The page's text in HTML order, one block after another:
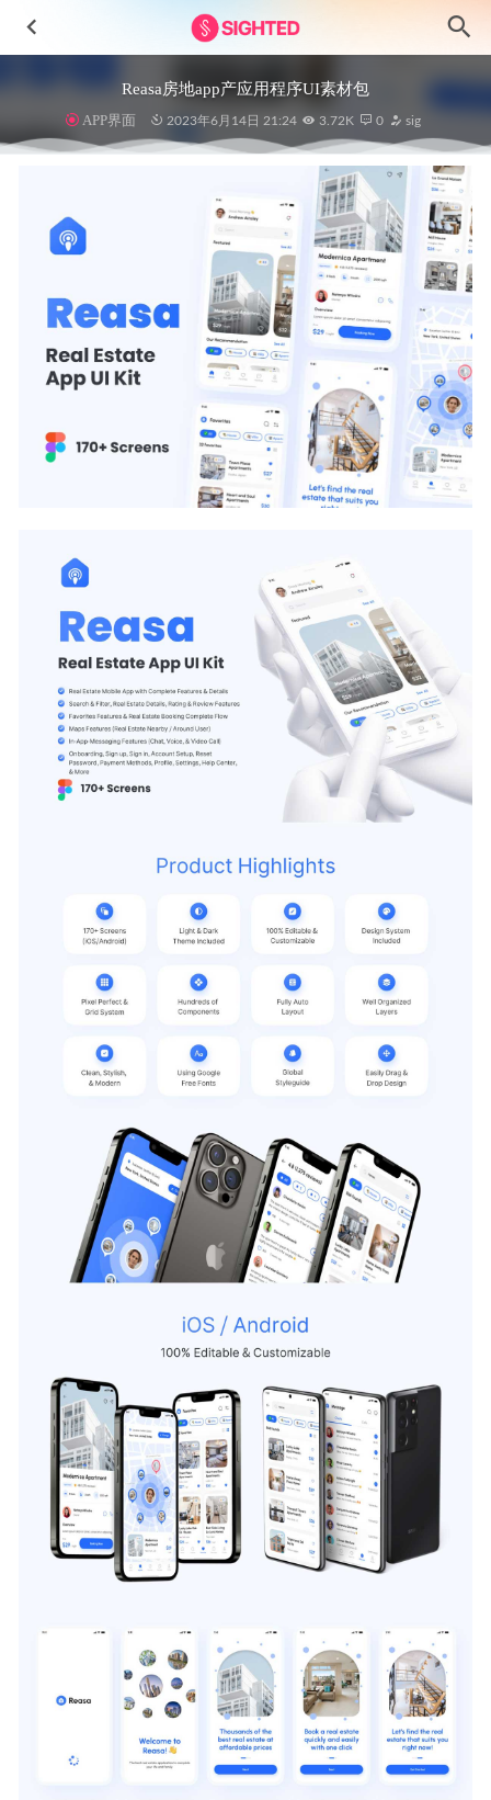
Reasa房地app产应用程序UI素材包
APP界面 2023年6月14日 21:24 3.72K 0 sig
数字钱包app ui设计 .fig素材 2021-11-12
Taskly任务管理app用户界面设计素材
2023-06-18
Market Place app ui设计 .fig素材 2021-09-04
图书电商app ui设计 .xd素材 2021-01-19
一组深色主题网页UI组件 .fig素材
2021-10-30